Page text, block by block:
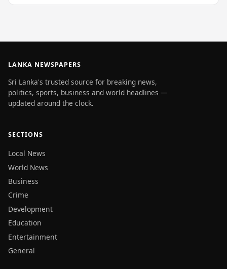
LANKA NEWSPAPERS
Sri Lanka's trusted source for breaking news,
politics, sports, business and world headlines —
updated around the clock.
SECTIONS
Local News
World News
Business
Crime
Development
Education
Entertainment
General